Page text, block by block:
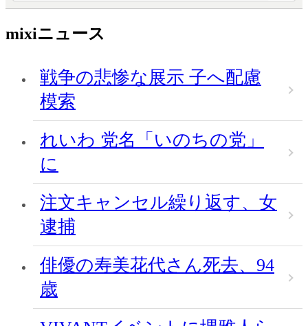
mixiニュース
戦争の悲惨な展示 子へ配慮
模索
れいわ 党名「いのちの党」
に
注文キャンセル繰り返す、女
逮捕
俳優の寿美花代さん死去、94
歳